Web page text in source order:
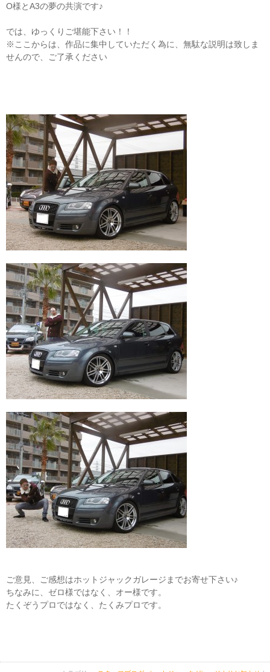
O様とA3の夢の共演です♪
では、ゆっくりご堪能下さい！！
※ここからは、作品に集中していただく為に、無駄な説明は致しま
せんので、ご了承ください
ご意見、ご感想はホットジャックガレージまでお寄せ下さい♪
ちなみに、ゼロ様ではなく、オー様です。
たくぞうプロではなく、たくみプロです。